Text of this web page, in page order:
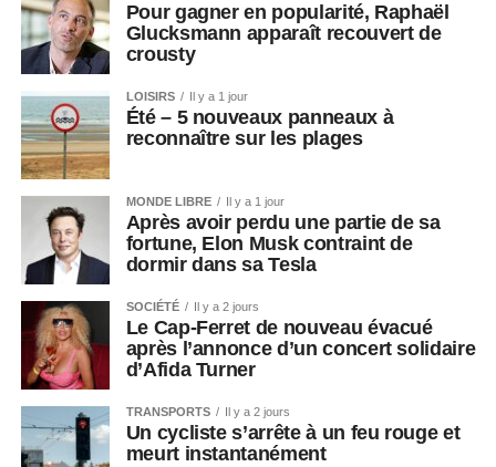
Pour gagner en popularité, Raphaël
Glucksmann apparaît recouvert de
crousty
LOISIRS Il y a 1 jour
Été – 5 nouveaux panneaux à
reconnaître sur les plages
MONDE LIBRE Il y a 1 jour
Après avoir perdu une partie de sa
fortune, Elon Musk contraint de
dormir dans sa Tesla
SOCIÉTÉ Il y a 2 jours
Le Cap-Ferret de nouveau évacué
après l’annonce d’un concert solidaire
d’Afida Turner
TRANSPORTS Il y a 2 jours
Un cycliste s’arrête à un feu rouge et
meurt instantanément